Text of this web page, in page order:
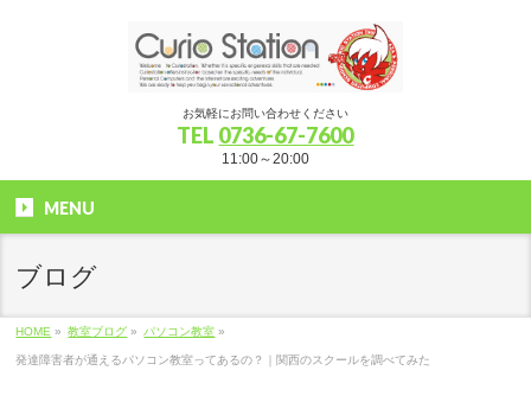
お気軽にお問い合わせください
TEL 0736-67-7600
11:00～20:00
MENU
ブログ
HOME » 教室ブログ » パソコン教室 »
発達障害者が通えるパソコン教室ってあるの？｜関西のスクールを調べてみた